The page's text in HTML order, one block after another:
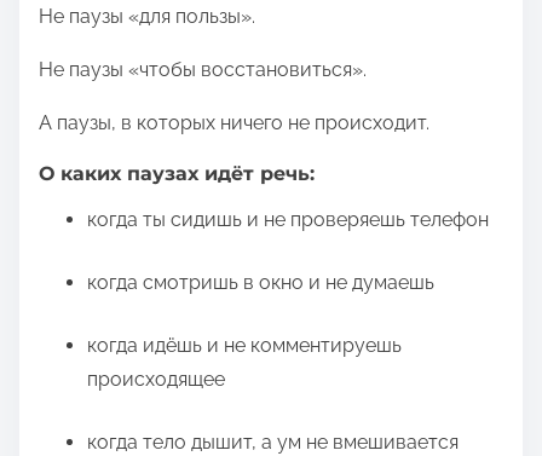
Не паузы «для пользы».
Не паузы «чтобы восстановиться».
А паузы, в которых ничего не происходит.
О каких паузах идёт речь:
когда ты сидишь и не проверяешь телефон
когда смотришь в окно и не думаешь
когда идёшь и не комментируешь
происходящее
когда тело дышит, а ум не вмешивается